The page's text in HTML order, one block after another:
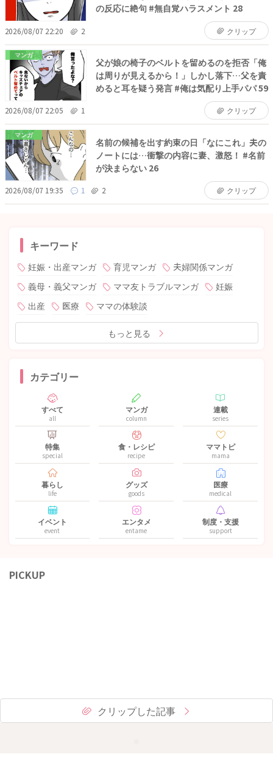
の反応に絶句 #無自覚ハラスメント 28
2026/08/07 22:20 2 クリップ
マンガ
父が娘の椅子のベルトを留めるのを拒否「俺
は周りが見えるから！」しかし落下…父を責
めると耳を疑う発言 #俺は気配り上手パパ 59
2026/08/07 22:05 1 クリップ
マンガ
名前の候補を出す約束の日「なにこれ」夫の
ノートには…衝撃の内容に妻、激怒！ #名前
が決まらない 26
2026/08/07 19:35 1 2 クリップ
キーワード
妊娠・出産マンガ 育児マンガ
夫婦関係マンガ
義母・義父マンガ
ママ友トラブルマンガ
妊娠
出産
医療 ママの体験談
もっと見る
カテゴリー
すべて
all
マンガ
column
連載
series
特集
special
食・レシピ
recipe
ママトピ
mama
暮らし
life
グッズ
goods
医療
medical
イベント
event
エンタメ
entame
制度・支援
support
PICKUP
クリップした記事